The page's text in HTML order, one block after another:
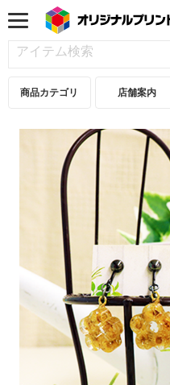
商品カテゴリ 店舗案内